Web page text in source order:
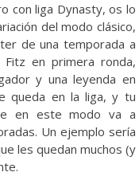
con liga Dynasty, os lo
del modo clásico,
de una temporada a
en primera ronda,
y una leyenda en
queda en la liga, y tu
en este modo va a
Un ejemplo sería
les quedan muchos (y